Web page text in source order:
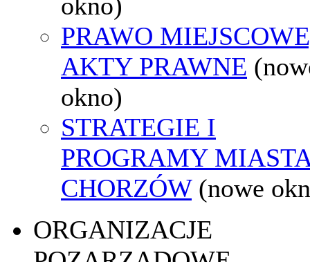
PRAWO
AKTY PRAWNE
okno)
STRATEGIE I
PROGRAMY
CHORZÓW (nowe
ORGANIZACJE